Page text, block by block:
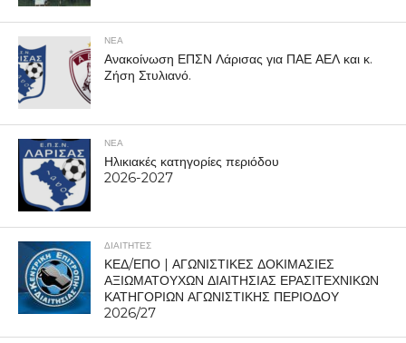
ΝΕΑ
Ανακοίνωση ΕΠΣΝ Λάρισας για ΠΑΕ ΑΕΛ και κ.
Ζήση Στυλιανό.
ΝΕΑ
Ηλικιακές κατηγορίες περιόδου
2026-2027
ΔΙΑΙΤΗΤΕΣ
ΚΕΔ/ΕΠΟ | ΑΓΩΝΙΣΤΙΚΕΣ ΔΟΚΙΜΑΣΙΕΣ
ΑΞΙΩΜΑΤΟΥΧΩΝ ΔΙΑΙΤΗΣΙΑΣ ΕΡΑΣΙΤΕΧΝΙΚΩΝ
ΚΑΤΗΓΟΡΙΩΝ ΑΓΩΝΙΣΤΙΚΗΣ ΠΕΡΙΟΔΟΥ
2026/27